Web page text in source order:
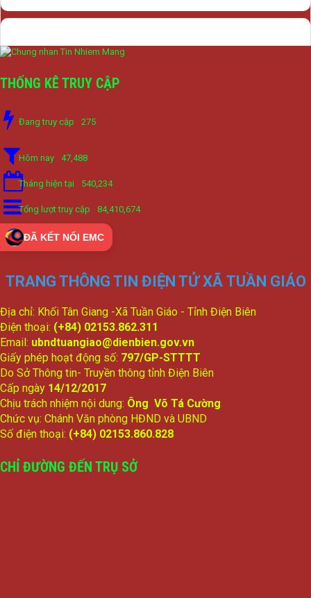
THỐNG KÊ TRUY CẬP
Đang truy cập 275
Hôm nay 47,488
Tháng hiện tại 540,234
Tổng lượt truy cập 84,410,674
ĐÃ KẾT NỐI EMC
TRANG THÔNG TIN ĐIỆN TỬ XÃ TUẦN GIÁO
Địa chỉ: Khối Tân Giang -Xã Tuần Giáo - Tỉnh Điện Biên
Điện thoại: (+84) 02153.862.311
Email: ubndtuangiao@dienbien.gov.vn
Giấy phép hoạt động số: 797/GP-STTTT
Do Sở Thông tin- Truyền thông tỉnh Điện Biên
Cấp ngày 14/12/2017
Chịu trách nhiệm nội dung: Ông Võ Tá Cường
Chức vụ: Chánh Văn phòng HĐND và UBND
Số điện thoại: (+84) 02153.860.828
CHỈ ĐƯỜNG ĐẾN TRỤ SỞ